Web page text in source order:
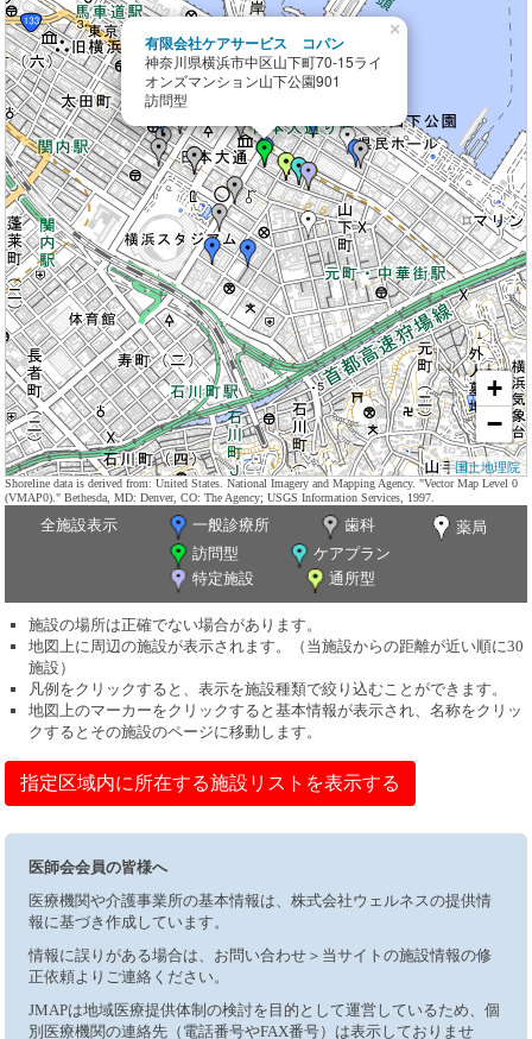
有限会社ケアサービス コパン
神奈川県横浜市中区山下町70-15ライ
オンズマンション山下公園901
訪問型
×
+
−
国土地理院
Shoreline data is derived from: United States. National Imagery and Mapping Agency. "Vector Map Level 0
(VMAP0)." Bethesda, MD: Denver, CO: The Agency; USGS Information Services, 1997.
全施設表示 一般診療所 歯科
薬局
訪問型
ケアプラン
特定施設
通所型
施設の場所は正確でない場合があります。
地図上に周辺の施設が表示されます。（当施設からの距離が近い順に30
施設）
凡例をクリックすると、表示を施設種類で絞り込むことができます。
地図上のマーカーをクリックすると基本情報が表示され、名称をクリッ
クするとその施設のページに移動します。
指定区域内に所在する施設リストを表示する
医師会会員の皆様へ
医療機関や介護事業所の基本情報は、株式会社ウェルネスの提供情
報に基づき作成しています。
情報に誤りがある場合は、お問い合わせ＞当サイトの施設情報の修
正依頼よりご連絡ください。
JMAPは地域医療提供体制の検討を目的として運営しているため、個
別医療機関の連絡先（電話番号やFAX番号）は表示しておりませ